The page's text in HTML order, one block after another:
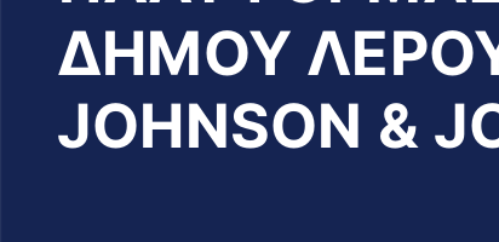
ΔΗΜΟΥ
JOHNSON &